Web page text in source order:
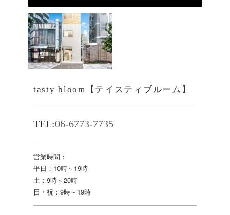
tasty bloom【テイスティブルーム】
TEL:06-6773-7735
営業時間：
平日：10時～19時
土：9時～20時
日・祝：9時～19時